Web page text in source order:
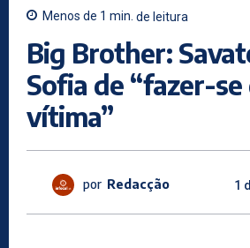
Menos de 1 min. de leitura
Big Brother:
Sofia de “fazer-se
vítima”
por Redacção 1